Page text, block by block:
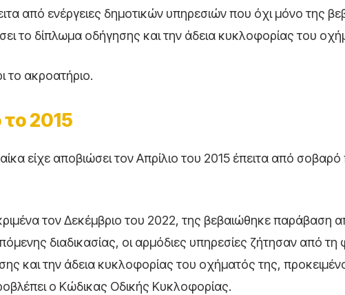
από ενέργειες δημοτικών υπηρεσιών που όχι μόνο της
το δίπλωμα οδήγησης και την άδεια κυκλοφορίας του
το ακροατήριο.
2015
είχε αποβιώσει τον Απρίλιο του 2015 έπειτα από
τον Δεκέμβριο του 2022, της βεβαιώθηκε παράβαση
διαδικασίας, οι αρμόδιες υπηρεσίες ζήτησαν από τη
και την άδεια κυκλοφορίας του οχήματός της,
ο Κώδικας Οδικής Κυκλοφορίας.